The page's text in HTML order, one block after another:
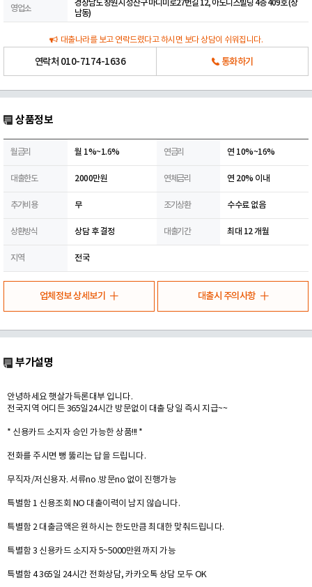
영업소
경상남도 창원시 성산구 마디미로27번길 12, 아도니스빌딩 4층 409호 (상
남동)
대출나라를 보고 연락드렸다고 하시면 보다 상담이 쉬워집니다.
연락처 010-7174-1636 통화하기
상품정보
월금리 월 1%~1.6% 연금리 연 10%~16%
대출한도 2000만원 연체금리 연 20% 이내
추가비용 무 조기상환 수수료 없음
상환방식 상담 후 결정 대출기간 최대 12 개월
지역 전국
업체정보 상세보기 대출시 주의사항
부가설명
안녕하세요 햇살가득론대부 입니다.
전국지역 어디든 365일24시간 방문없이 대출 당일 즉시 지급~~
* 신용카드 소지자 승인 가능한 상품!!! *
전화를 주시면 뻥 뚫리는 답을 드립니다.
무직자/저신용자. 서류no .방문no 없이 진행가능
특별함 1 신용조회 NO 대출이력이 남지 않습니다.
특별함 2 대출금액은 원하시는 한도만큼 최대한 맞춰드립니다.
특별함 3 신용카드 소지자 5~5000만원까지 가능
특별함 4 365일 24시간 전화상담, 카카오톡 상담 모두 OK